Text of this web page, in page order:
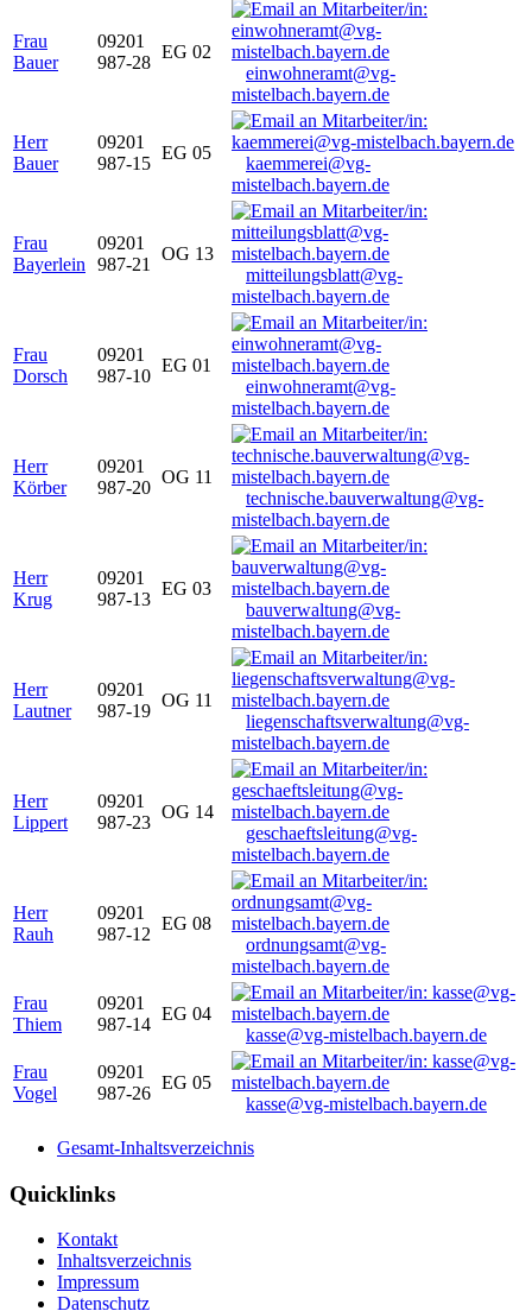
Frau
Bauer
09201
987-28
EG 02
einwohneramt@vg-
mistelbach.bayern.de
Herr
Bauer
09201
987-15
EG 05
kaemmerei@vg-
mistelbach.bayern.de
Frau
Bayerlein
09201
987-21
OG 13
mitteilungsblatt@vg-
mistelbach.bayern.de
Frau
Dorsch
09201
987-10
EG 01
einwohneramt@vg-
mistelbach.bayern.de
Herr
Körber
09201
987-20
OG 11
technische.bauverwaltung@vg-
mistelbach.bayern.de
Herr
Krug
09201
987-13
EG 03
bauverwaltung@vg-
mistelbach.bayern.de
Herr
Lautner
09201
987-19
OG 11
liegenschaftsverwaltung@vg-
mistelbach.bayern.de
Herr
Lippert
09201
987-23
OG 14
geschaeftsleitung@vg-
mistelbach.bayern.de
Herr
Rauh
09201
987-12
EG 08
ordnungsamt@vg-
mistelbach.bayern.de
Frau
Thiem
09201
987-14
EG 04
kasse@vg-mistelbach.bayern.de
Frau
Vogel
09201
987-26
EG 05
kasse@vg-mistelbach.bayern.de
Gesamt-Inhaltsverzeichnis
Quicklinks
Kontakt
Inhaltsverzeichnis
Impressum
Datenschutz